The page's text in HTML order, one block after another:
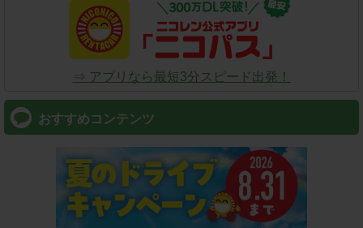
⇒ アプリなら最短3分スピード出発！
おすすめコンテンツ